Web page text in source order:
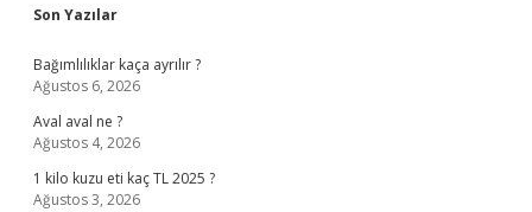
Sidebar
Son Yazılar
Bağımlılıklar kaça ayrılır ?
Ağustos 6, 2026
Aval aval ne ?
Ağustos 4, 2026
1 kilo kuzu eti kaç TL 2025 ?
Ağustos 3, 2026